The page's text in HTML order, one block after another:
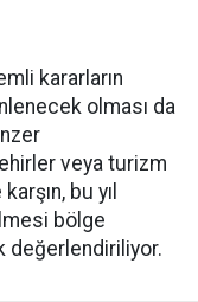
kararların
olması da
veya turizm
bu yıl
bölge
değerlendiriliyor.